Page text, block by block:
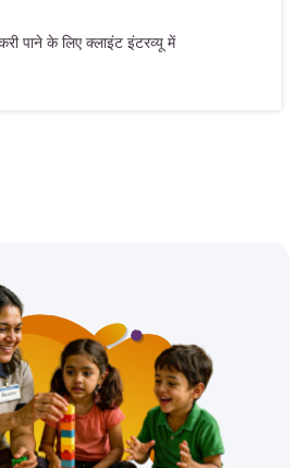
पाने के लिए क्लाइंट इंटरव्यू में